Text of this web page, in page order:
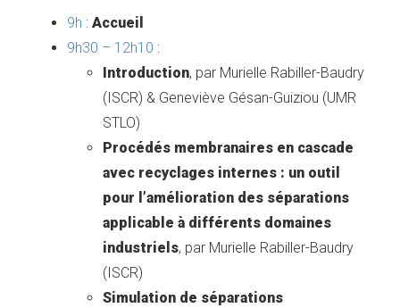
9h : Accueil
9h30 – 12h10 :
Introduction, par Murielle Rabiller-Baudry
(ISCR) & Geneviève Gésan-Guiziou (UMR
STLO)
Procédés membranaires en cascade
avec recyclages internes : un outil
pour l’amélioration des séparations
applicable à différents domaines
industriels, par Murielle Rabiller-Baudry
(ISCR)
Simulation de séparations